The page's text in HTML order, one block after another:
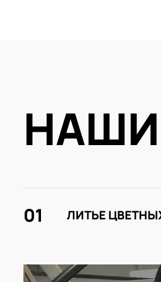
ЛИТЬЕ
01